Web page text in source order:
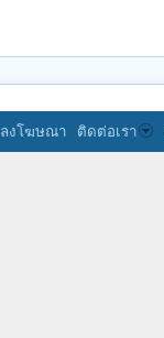
ลงโฆษณา ติดต่อเรา